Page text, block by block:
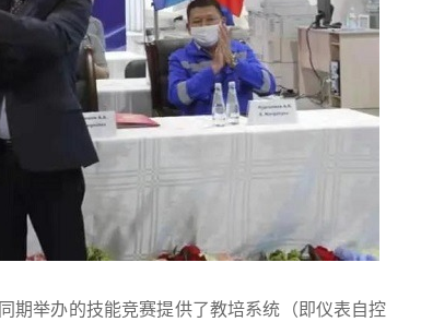
期举办的技能竞赛提供了教培系统（即仪表自控